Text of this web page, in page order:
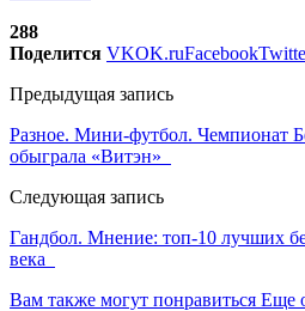
288
Поделится VKOK.ruFacebook
Предыдущая запись
Разное. Мини-футбол. Чемпионат
обыграла «Витэн»
Следующая запись
Гандбол. Мнение: топ-10 лучших
века
Вам также могут понравиться Еще